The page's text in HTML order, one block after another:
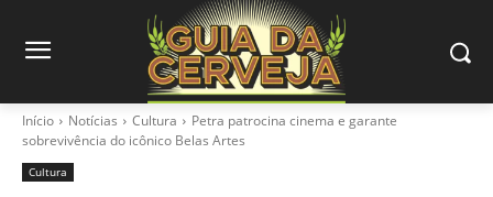
Início Notícias Cultura
Petra patrocina cinema e garante
sobrevivência do icônico Belas Artes
Cultura